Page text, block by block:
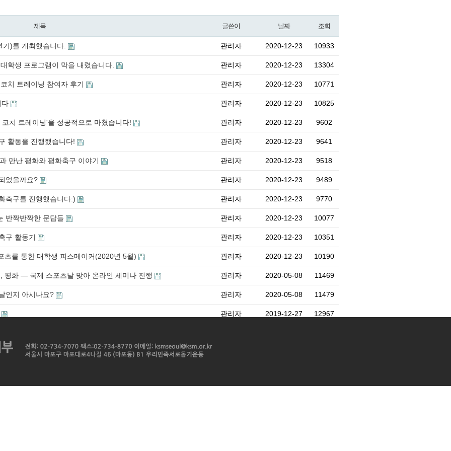
제목 글쓴이 날짜 조회
)를 개최했습니다. 관리자 2020-12-23 10933
학생 프로그램이 막을 내렸습니다. 관리자 2020-12-23 13304
치 트레이닝 참여자 후기 관리자 2020-12-23 10771
다 관리자 2020-12-23 10825
치 트레이닝'을 성공적으로 마쳤습니다! 관리자 2020-12-23 9602
활동을 진행했습니다! 관리자 2020-12-23 9641
만난 평화와 평화축구 이야기 관리자 2020-12-23 9518
었을까요? 관리자 2020-12-23 9489
축구를 진행했습니다:) 관리자 2020-12-23 9770
반짝반짝한 문답들 관리자 2020-12-23 10077
구 활동기 관리자 2020-12-23 10351
츠를 통한 대학생 피스메이커(2020년 5월) 관리자 2020-12-23 10190
평화 — 국제 스포츠날 맞아 온라인 세미나 진행 관리자 2020-05-08 11469
인지 아시나요? 관리자 2020-05-08 11479
관리자 2019-12-27 12967
1 2 맨끝